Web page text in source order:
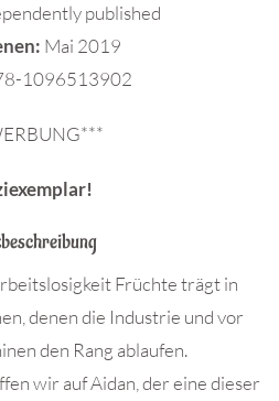
published
Mai 2019
1096513902
Früchte trägt in
denen die Industrie und vor
den Rang ablaufen.
wir auf Aidan, der eine dieser